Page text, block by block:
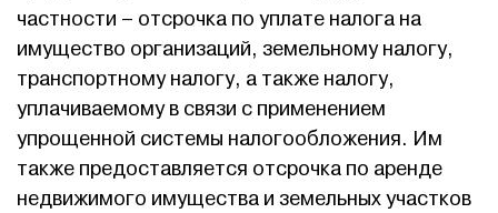
частности – отсрочка по уплате налога на
имущество организаций, земельному налогу,
транспортному налогу, а также налогу,
уплачиваемому в связи с применением
упрощенной системы налогообложения. Им
также предоставляется отсрочка по аренде
недвижимого имущества и земельных участков